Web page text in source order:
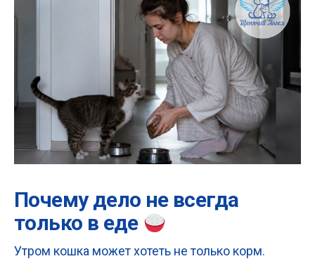
Почему дело не всегда
только в еде
Утром кошка может хотеть не только корм.